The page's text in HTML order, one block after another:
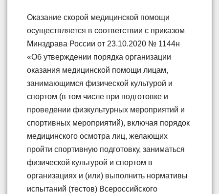
Оказание скорой медицинской помощи
осуществляется в соответствии с приказом
Минздрава России от 23.10.2020 № 1144н
«Об утверждении порядка организации
оказания медицинской помощи лицам,
занимающимся физической культурой и
спортом (в том числе при подготовке и
проведении физкультурных мероприятий и
спортивных мероприятий), включая порядок
медицинского осмотра лиц, желающих
пройти спортивную подготовку, заниматься
физической культурой и спортом в
организациях и (или) выполнить нормативы
испытаний (тестов) Всероссийского